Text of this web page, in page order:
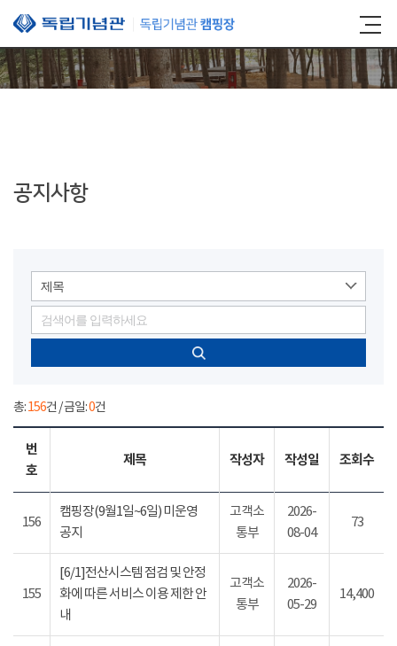
본문 바로가기
공지사항
제목
총:156건 / 금일:0건
번
호
제목 작성자 작성일 조회수
156
캠핑장(9월1일~6일) 미운영
공지
고객소
통부
2026-
08-04
73
155
[6/1]전산시스템 점검 및 안정
화에 따른 서비스 이용 제한 안
내
고객소
통부
2026-
05-29
14,400